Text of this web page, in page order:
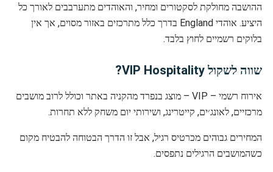
ההושבה מחולקת לסקטורים ומחיר, והאוהדים מתערבבים לאורך כל
היציע. אוהדי England בדרך כלל מתרכזים באזור מסוים, אך אין
בלוקים רשמיים לחוץ בלבד.
שווה לשקול VIP Hospitality?
אירוח רשמי – VIP – מוצג בנפרד מהקניה באתר וכולל לרוב מושבים
מרכזיים, לאונג׳ים, קייטרינג, ושירותי יום משחק ללא תחרות.
המחירים גבוהים מכרטיס רגיל, אבל זו הדרך הבטוחה להבטיח מקום
כשהמושבים הרגילים נתפסים.